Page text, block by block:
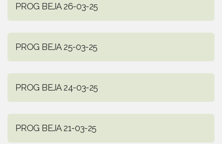
PROG BEJA 26-03-25
PROG BEJA 25-03-25
PROG BEJA 24-03-25
PROG BEJA 21-03-25